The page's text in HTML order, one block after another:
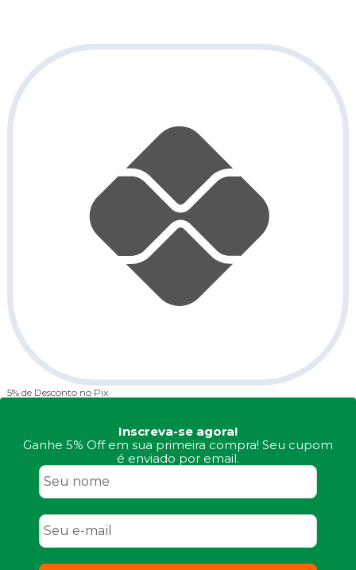
5% de Desconto no Pix
Inscreva-se agora!
Ganhe 5% Off em sua primeira compra! Seu cupom
é enviado por email.